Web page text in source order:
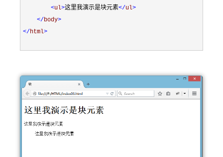
<ul>这里我演示是块元素</ul>
</body>
</html>